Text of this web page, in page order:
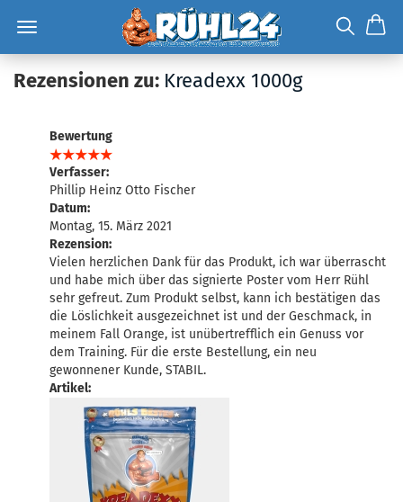
Rezensionen zu: Kreadexx 1000g
Bewertung
Verfasser:
Phillip Heinz Otto Fischer
Datum:
Montag, 15. März 2021
Rezension:
Vielen herzlichen Dank für das Produkt, ich war überrascht
und habe mich über das signierte Poster vom Herr Rühl
sehr gefreut. Zum Produkt selbst, kann ich bestätigen das
die Löslichkeit ausgezeichnet ist und der Geschmack, in
meinem Fall Orange, ist unübertrefflich ein Genuss vor
dem Training. Für die erste Bestellung, ein neu
gewonnener Kunde, STABIL.
Artikel: